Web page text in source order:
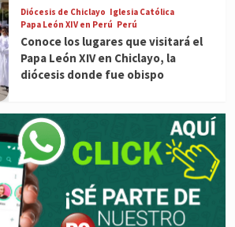
Diócesis de Chiclayo Iglesia Católica
Papa León XIV en Perú Perú
Conoce los lugares que visitará el
Papa León XIV en Chiclayo, la
diócesis donde fue obispo